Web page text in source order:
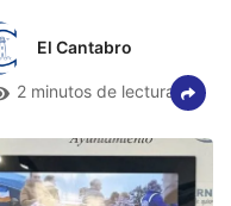
El Cantabro
2 minutos de lectura